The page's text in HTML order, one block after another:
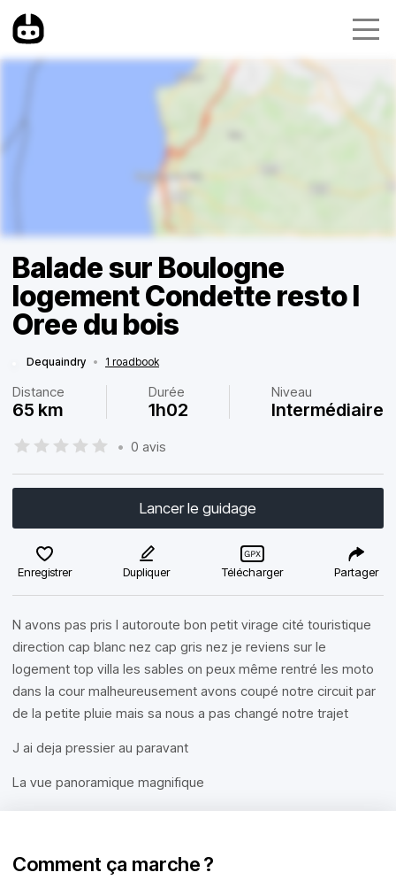
Balade sur Boulogne
logement Condette resto l
Oree du bois
Dequaindry • 1 roadbook
Distance
65 km
Durée
1h02
Niveau
Intermédiaire
• 0 avis
Lancer le guidage
Enregistrer Dupliquer Télécharger Partager
N avons pas pris l autoroute bon petit virage cité touristique
direction cap blanc nez cap gris nez je reviens sur le
logement top villa les sables on peux même rentré les moto
dans la cour malheureusement avons coupé notre circuit par
de la petite pluie mais sa nous a pas changé notre trajet
J ai deja pressier au paravant
La vue panoramique magnifique
Comment ça marche ?